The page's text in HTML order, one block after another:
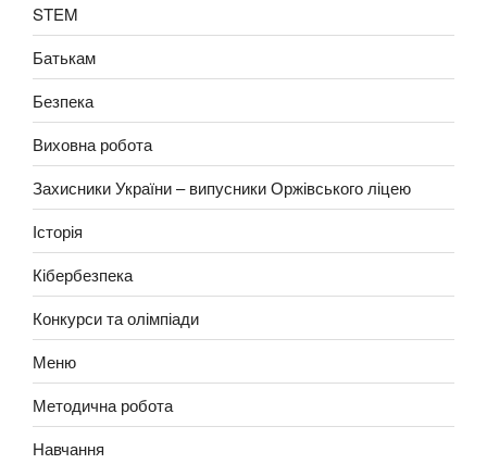
STEM
Батькам
Безпека
Виховна робота
Захисники України – випусники Оржівського ліцею
Історія
Кібербезпека
Конкурси та олімпіади
Меню
Методична робота
Навчання